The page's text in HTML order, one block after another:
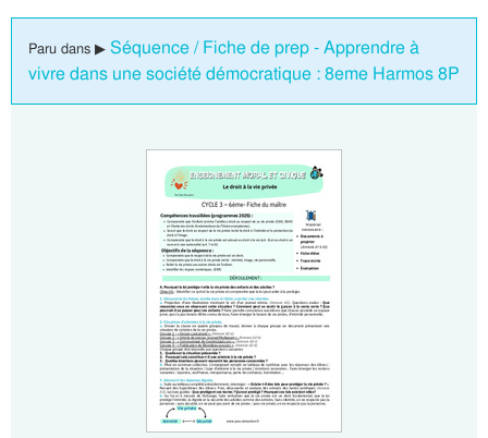
Paru dans ▶ Séquence / Fiche de prep - Apprendre à
vivre dans une société démocratique : 8eme Harmos 8P